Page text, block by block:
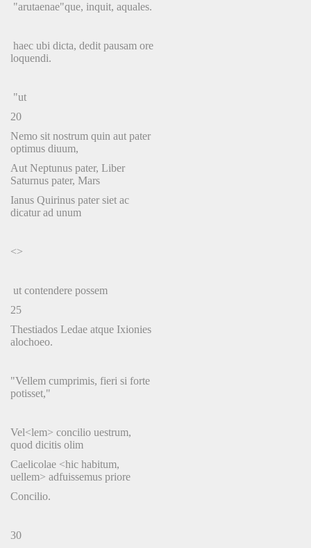
"arutaenae"que, inquit, aquales.
haec ubi dicta, dedit pausam ore
loquendi.
"ut
20
Nemo sit nostrum quin aut pater
optimus diuum,
Aut Neptunus pater, Liber
Saturnus pater, Mars
Ianus Quirinus pater siet ac
dicatur ad unum
<>
ut contendere possem
25
Thestiados Ledae atque Ixionies
alochoeo.
"Vellem cumprimis, fieri si forte
potisset,"
Vel<lem> concilio uestrum,
quod dicitis olim
Caelicolae <hic habitum,
uellem> adfuissemus priore
Concilio.
30